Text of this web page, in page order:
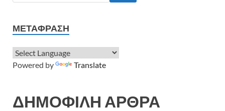
ΜΕΤΆΦΡΑΣΗ
Powered by Translate
ΔΗΜΟΦΙΛΗ ΑΡΘΡΑ